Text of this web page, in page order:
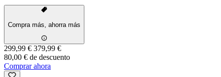
Compra más, ahorra más
299,99 € 379,99 €
80,00 € de descuento
Comprar ahora